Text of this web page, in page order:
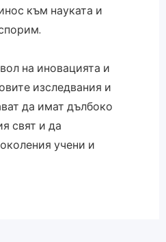
към науката и
на иновацията и
изследвания и
да имат дълбоко
свят и да
учени и